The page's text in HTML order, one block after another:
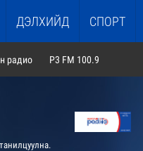
ДЭЛХИЙД СПОРТ
радио P3 FM 100.9